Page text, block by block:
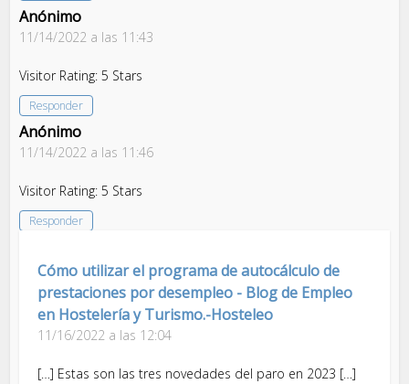
Anónimo
11/14/2022 a las 11:43
Visitor Rating: 5 Stars
Responder
Anónimo
11/14/2022 a las 11:46
Visitor Rating: 5 Stars
Responder
Cómo utilizar el programa de autocálculo de
prestaciones por desempleo - Blog de Empleo
en Hostelería y Turismo.-Hosteleo
11/16/2022 a las 12:04
[…] Estas son las tres novedades del paro en 2023 […]